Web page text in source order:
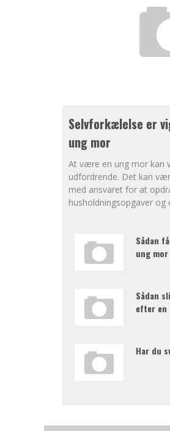
Selvforkælelse er
ung mor
At være en ung mor kan
udfordrende. Det kan
med ansvaret for at
husholdningsopgaver og
Sådan
ung mor
Sådan
efter en
Har du